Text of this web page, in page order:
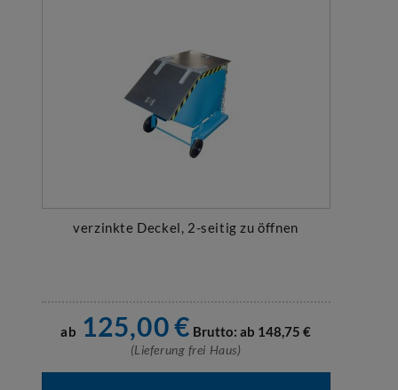
verzinkte Deckel, 2-seitig zu öffnen
ab 125,00€ Brutto: ab 148,75 €
(Lieferung frei Haus)